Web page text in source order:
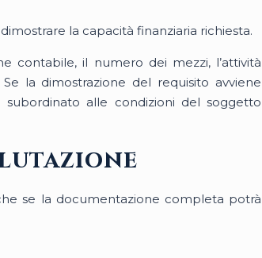
la capacità finanziaria richiesta.
contabile, il numero dei mezzi, l’attività
la dimostrazione del requisito avviene
subordinato alle condizioni del soggetto
se la documentazione completa potrà